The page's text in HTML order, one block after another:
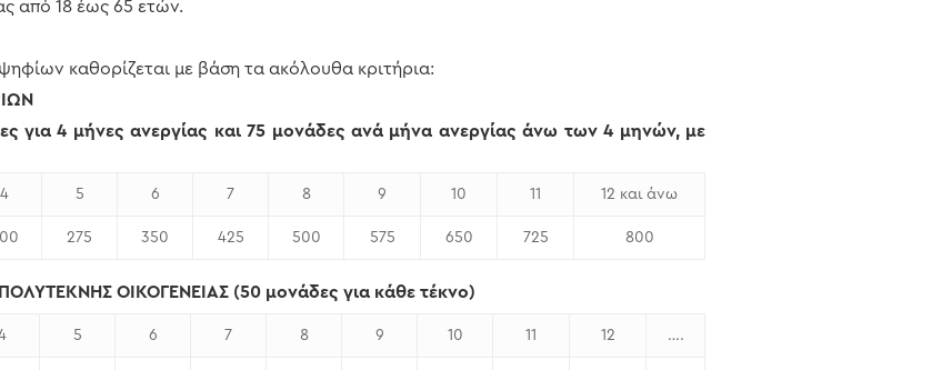
από 18 έως 65 ετών.
καθορίζεται με βάση τα ακόλουθα κριτήρια:
για 4 μήνες ανεργίας και 75 μονάδες ανά μήνα ανεργίας άνω των 4 μηνών, με
4 5 6 7 8 9 10 11 12 και άνω
275 350 425 500 575 650 725 800
ΟΙΚΟΓΕΝΕΙΑΣ (50 μονάδες για κάθε τέκνο)
5 6 7 8 9 10 11 12 ….